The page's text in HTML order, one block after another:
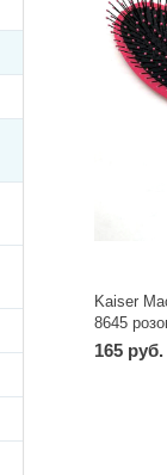
Kaiser
8645
165 руб.